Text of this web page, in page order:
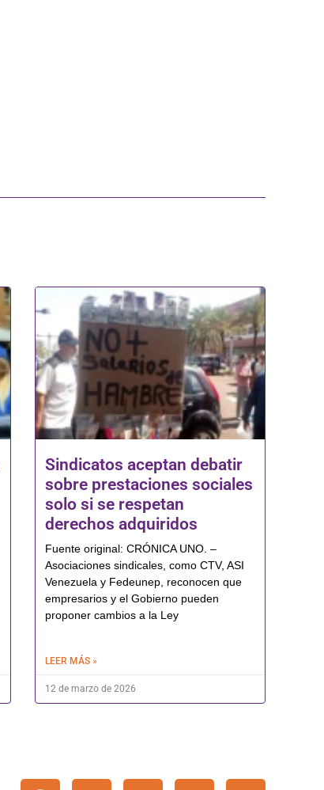
Sindicatos aceptan debatir
sobre prestaciones sociales
solo si se respetan
derechos adquiridos
Fuente original: CRÓNICA UNO. –
Asociaciones sindicales, como CTV, ASI
Venezuela y Fedeunep, reconocen que
empresarios y el Gobierno pueden
proponer cambios a la Ley
LEER MÁS »
12 de marzo de 2026